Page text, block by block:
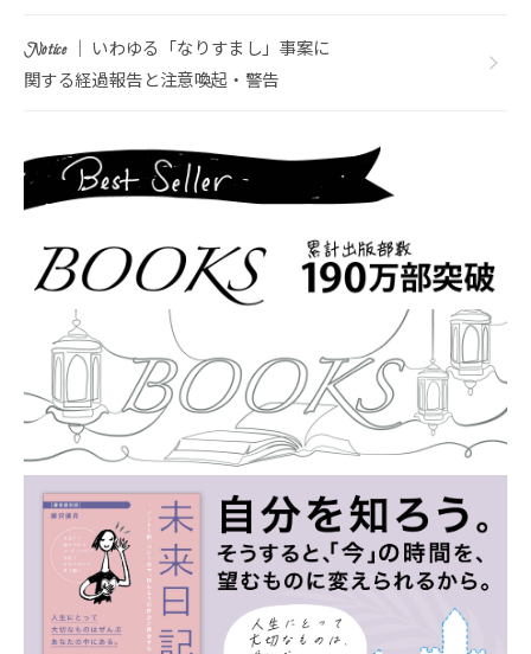
Notice｜ いわゆる「なりすまし」事案に
関する経過報告と注意喚起・警告